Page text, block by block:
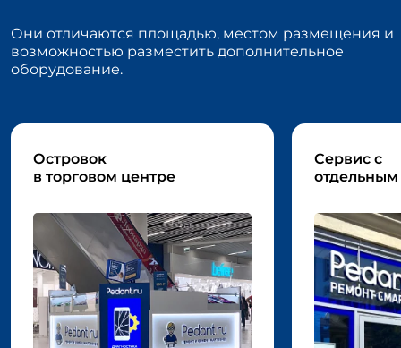
Они отличаются площадью, местом размещения и
возможностью разместить дополнительное
оборудование.
Островок
в торговом центре
Сервис с